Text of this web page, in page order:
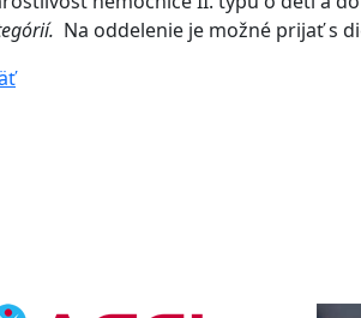
Na oddelenie je možné prijať s